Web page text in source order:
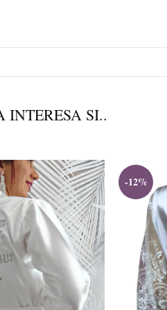
INTERESA SI..
-12%